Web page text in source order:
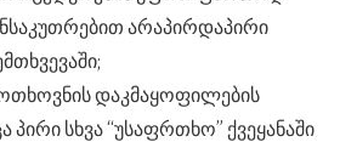
არაპირდაპირი
დაკმაყოფილების
სხვა “უსაფრთხო” ქვეყანაში